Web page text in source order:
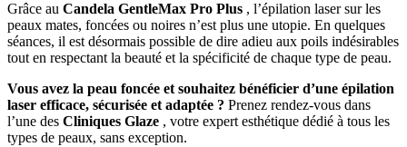
Grâce au Candela GentleMax Pro Plus , l’épilation laser sur les
peaux mates, foncées ou noires n’est plus une utopie. En quelques
séances, il est désormais possible de dire adieu aux poils indésirables
tout en respectant la beauté et la spécificité de chaque type de peau.
Vous avez la peau foncée et souhaitez bénéficier d’une épilation
laser efficace, sécurisée et adaptée ? Prenez rendez-vous dans
l’une des Cliniques Glaze , votre expert esthétique dédié à tous les
types de peaux, sans exception.